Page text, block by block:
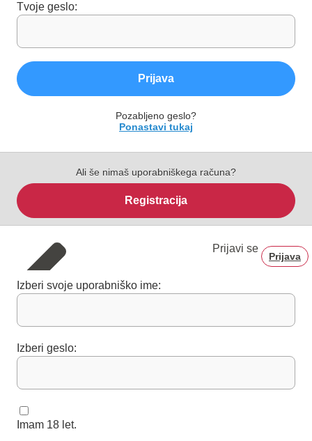
Tvoje geslo:
Prijava
Pozabljeno geslo?
Ponastavi tukaj
Ali še nimaš uporabniškega računa?
Registracija
Prijavi se
Prijava
Izberi svoje uporabniško ime:
Izberi geslo:
Imam 18 let.